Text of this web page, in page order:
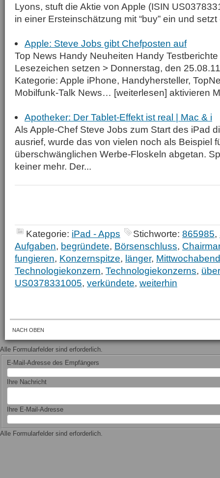
Lyons, stuft die Aktie von Apple (ISIN
in einer Ersteinschätzung mit “buy” ein und
Apple: Steve Jobs gibt Chefposten auf
Top News Handy Neuheiten Handy
Lesezeichen setzen > Donnerstag, den
Kategorie: Apple iPhone, Handyhersteller,
Mobilfunk-Talk News… [weiterlesen] aktivieren
Apotheker: Der Tablet-Effekt ist real | Mac & i
Als Apple-Chef Steve Jobs zum Start des iPad
ausrief, wurde das von vielen noch als Beispiel
überschwänglichen Werbe-Floskeln abgetan.
keiner mehr. Der...
Kategorie: iPad - Apps Stichworte: 865985,
Aufgaben, begründete, Börsenschluss,
fungieren, Konzernspitze, länger, Mittwochabend
Technologiekonzern, Technologiekonzerns,
US0378331005, verkündete, weiterhin
NACH OBEN
Alle Formularfelder sind erforderlich.
E-Mail-Adresse des Empfängers
Ihre Nachricht
Ihre E-Mail-Adresse
Alle Formularfelder sind erforderlich.